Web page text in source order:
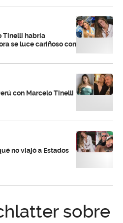
Tinelli habría
se luce cariñoso con
con Marcelo Tinelli
no viajó a Estados
sobre